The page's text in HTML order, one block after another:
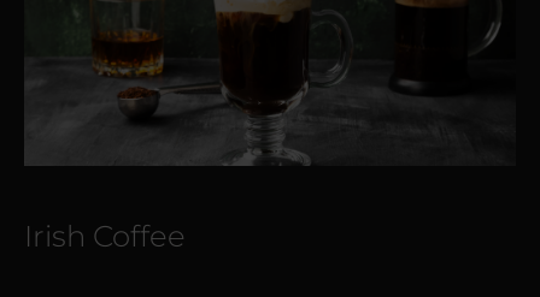
Irish Coffee